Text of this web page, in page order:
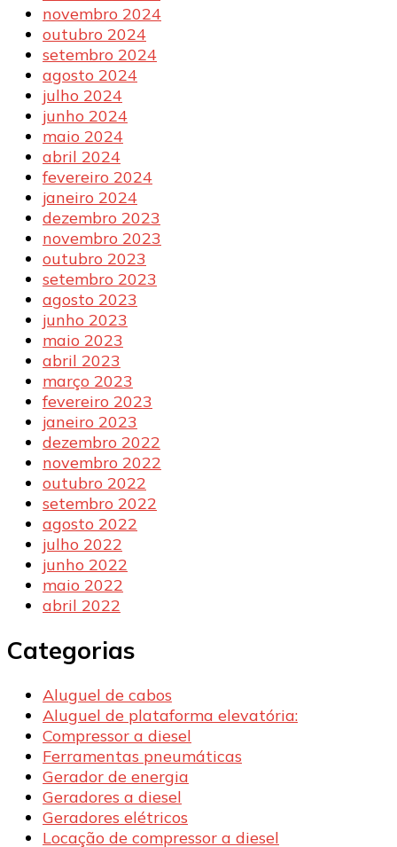
novembro 2024
outubro 2024
setembro 2024
agosto 2024
julho 2024
junho 2024
maio 2024
abril 2024
fevereiro 2024
janeiro 2024
dezembro 2023
novembro 2023
outubro 2023
setembro 2023
agosto 2023
junho 2023
maio 2023
abril 2023
março 2023
fevereiro 2023
janeiro 2023
dezembro 2022
novembro 2022
outubro 2022
setembro 2022
agosto 2022
julho 2022
junho 2022
maio 2022
abril 2022
Categorias
Aluguel de cabos
Aluguel de plataforma elevatória:
Compressor a diesel
Ferramentas pneumáticas
Gerador de energia
Geradores a diesel
Geradores elétricos
Locação de compressor a diesel